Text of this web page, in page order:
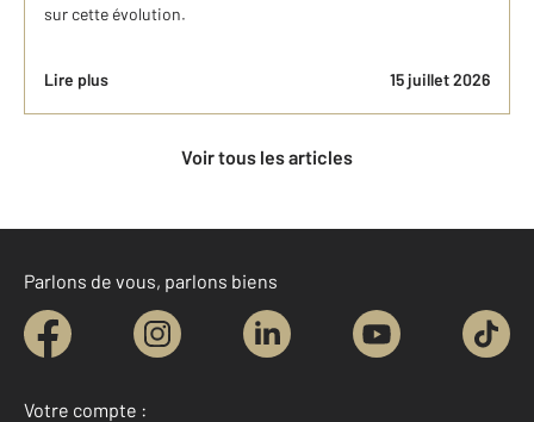
sur cette évolution.
Lire plus 15 juillet 2026
Voir tous les articles
Parlons de vous, parlons biens
Votre compte :